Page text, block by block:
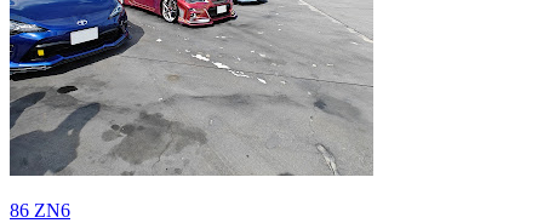
86 ZN6